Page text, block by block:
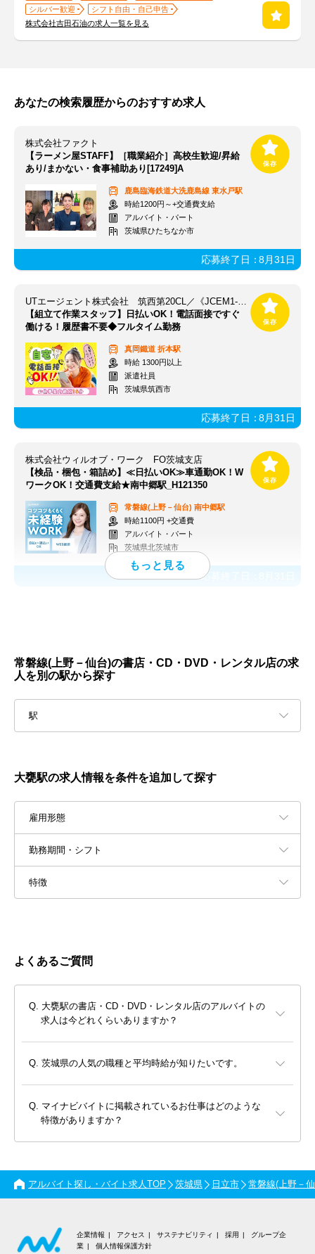
シルバー歓迎
シフト自由・自己申告
株式会社吉田石油の求人一覧を見る
あなたの検索履歴からのおすすめ求人
株式会社ファクト
【ラーメン屋STAFF】［職業紹介］高校生歓迎/昇給
あり/まかない・食事補助あり[17249]A
鹿島臨海鉄道大洗鹿島線 東水戸駅
時給1200円～+交通費支給
アルバイト・パート
茨城県ひたちなか市
応募終了日：8月31日
UTエージェント株式会社 筑西第20CL／《JCEM1-PC》
【組立て作業スタッフ】日払いOK！電話面接ですぐ
働ける！履歴書不要◆フルタイム勤務
真岡鐵道 折本駅
時給 1300円以上
派遣社員
茨城県筑西市
応募終了日：8月31日
株式会社ウィルオブ・ワーク FO茨城支店
【検品・梱包・箱詰め】≪日払いOK≫車通勤OK！W
ワークOK！交通費支給★南中郷駅_H121350
常磐線(上野－仙台) 南中郷駅
時給1100円 +交通費
アルバイト・パート
茨城県北茨城市
応募終了日：
常磐線(上野－仙台)の書店・CD・DVD・レンタル店の求
人を別の駅から探す
駅
大甕駅の求人情報を条件を追加して探す
雇用形態
勤務期間・シフト
特徴
よくあるご質問
大甕駅の書店・CD・DVD・レンタル店のアルバイトの
求人は今どれくらいありますか？
茨城県の人気の職種と平均時給が知りたいです。
マイナビバイトに掲載されているお仕事はどのような
特徴がありますか？
アルバイト探し・バイト求人TOP 茨城県 日立市 常磐線(上野－
企業情報 アクセス サステナビリティ 採用
グループ企
業
個人情報保護方針